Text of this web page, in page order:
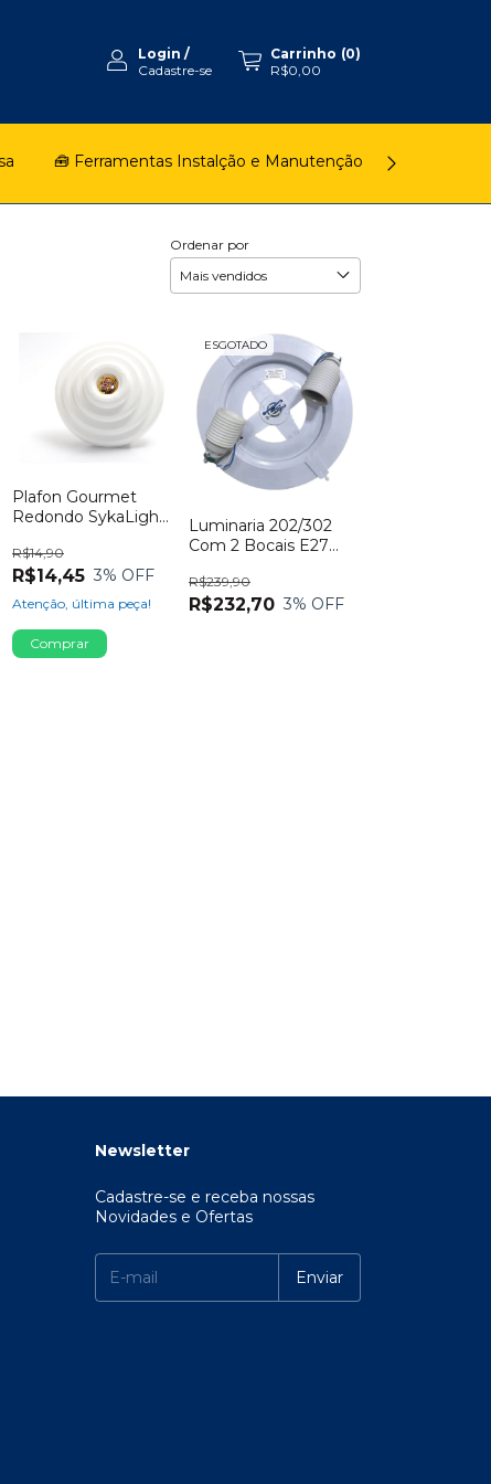
Login /
Cadastre-se
Carrinho (0)
R$0,00
🧰 Ferramentas Instalção e Manutenção
Ordenar por
Plafon Gourmet
Redondo SykaLight
R$14,45
R$14,90
3% OFF
Atenção, última peça!
ESGOTADO
Luminaria 202/302
Com 2 Bocais E27
R$232,70
R$239,90
3% OFF
Newsletter
Cadastre-se e receba nossas
Novidades e Ofertas